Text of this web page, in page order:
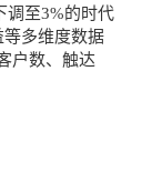
调至3%的时代
多维度数据
户数、触达